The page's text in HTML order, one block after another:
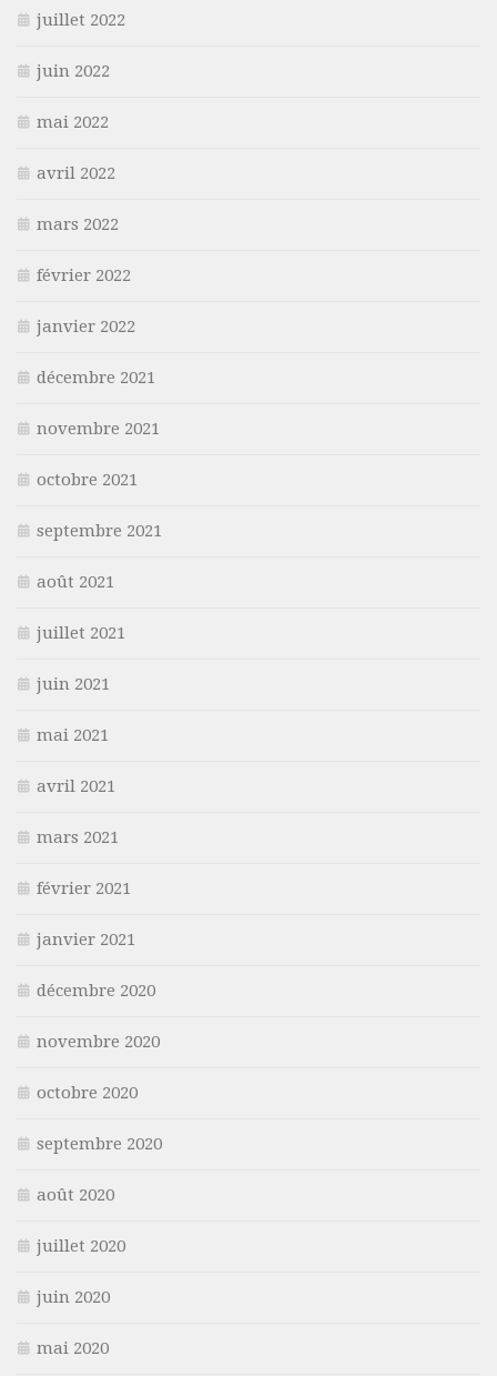
juillet 2022
juin 2022
mai 2022
avril 2022
mars 2022
février 2022
janvier 2022
décembre 2021
novembre 2021
octobre 2021
septembre 2021
août 2021
juillet 2021
juin 2021
mai 2021
avril 2021
mars 2021
février 2021
janvier 2021
décembre 2020
novembre 2020
octobre 2020
septembre 2020
août 2020
juillet 2020
juin 2020
mai 2020